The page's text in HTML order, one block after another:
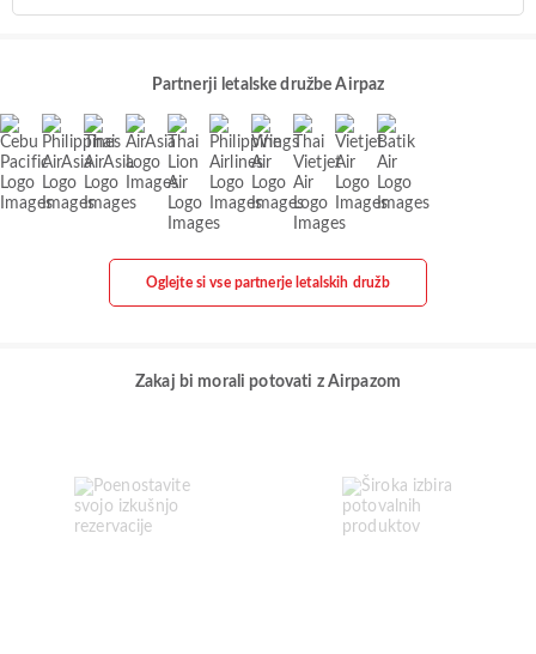
Partnerji letalske družbe Airpaz
Oglejte si vse partnerje letalskih družb
Zakaj bi morali potovati z Airpazom